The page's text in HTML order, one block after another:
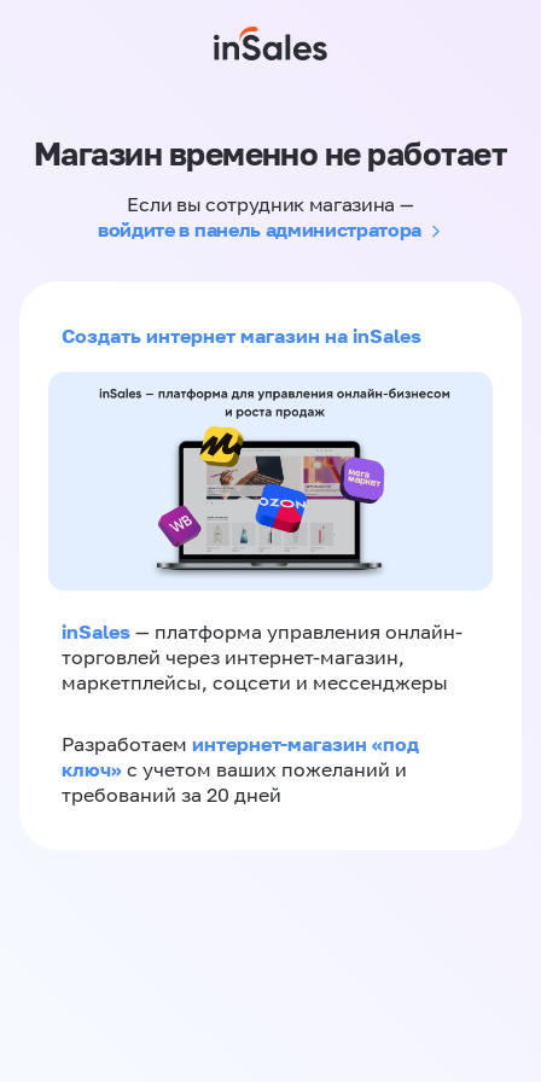
Магазин временно не работает
Если вы сотрудник магазина —
войдите в панель администратора
Создать интернет магазин на inSales
inSales — платформа управления онлайн-
торговлей через интернет-магазин,
маркетплейсы, соцсети и мессенджеры
Разработаем интернет-магазин «‎под
ключ»‎ с учетом ваших пожеланий и
требований за 20 дней